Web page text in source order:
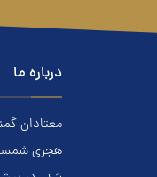
درباره ما
هجري‌ شمسي